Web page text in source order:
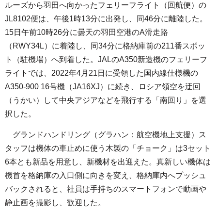
ルーズから羽田へ向かったフェリーフライト（回航便）の
JL8102便は、午後1時13分に出発し、同46分に離陸した。
15日午前10時26分に曇天の羽田空港のA滑走路
（RWY34L）に着陸し、同34分に格納庫前の211番スポッ
ト（駐機場）へ到着した。JALのA350新造機のフェリーフ
ライトでは、2022年4月21日に受領した国内線仕様機の
A350-900 16号機（JA16XJ）に続き、ロシア領空を迂回
（うかい）して中央アジアなどを飛行する「南回り」を選
択した。
グランドハンドリング（グラハン：航空機地上支援）ス
タッフは機体の車止めに使う木製の「チョーク」は3セット
6本とも新品を用意し、新機材を出迎えた。真新しい機体は
機首を格納庫の入口側に向きを変え、格納庫内へプッシュ
バックされると、社員は手持ちのスマートフォンで動画や
静止画を撮影し、歓迎した。